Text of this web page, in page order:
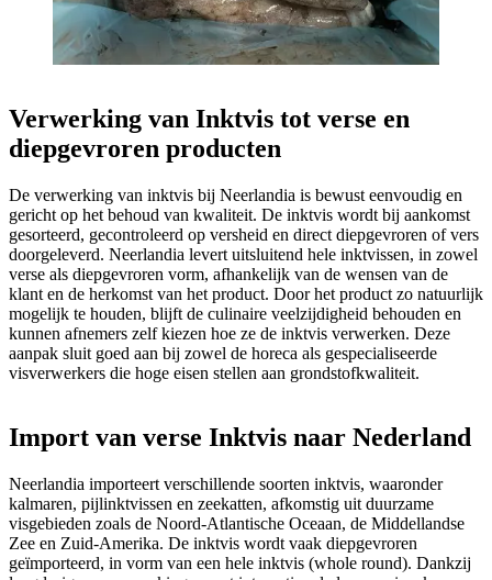
Verwerking van Inktvis tot verse en
diepgevroren producten
De verwerking van inktvis bij Neerlandia is bewust eenvoudig en
gericht op het behoud van kwaliteit. De inktvis wordt bij aankomst
gesorteerd, gecontroleerd op versheid en direct diepgevroren of vers
doorgeleverd. Neerlandia levert uitsluitend hele inktvissen, in zowel
verse als diepgevroren vorm, afhankelijk van de wensen van de
klant en de herkomst van het product. Door het product zo natuurlijk
mogelijk te houden, blijft de culinaire veelzijdigheid behouden en
kunnen afnemers zelf kiezen hoe ze de inktvis verwerken. Deze
aanpak sluit goed aan bij zowel de horeca als gespecialiseerde
visverwerkers die hoge eisen stellen aan grondstofkwaliteit.
Import van verse Inktvis naar Nederland
Neerlandia importeert verschillende soorten inktvis, waaronder
kalmaren, pijlinktvissen en zeekatten, afkomstig uit duurzame
visgebieden zoals de Noord-Atlantische Oceaan, de Middellandse
Zee en Zuid-Amerika. De inktvis wordt vaak diepgevroren
geïmporteerd, in vorm van een hele inktvis (whole round). Dankzij